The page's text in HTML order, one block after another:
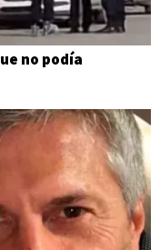
no podía